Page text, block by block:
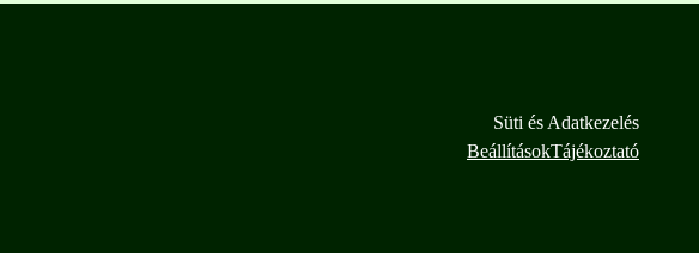
Süti és Adatkezelés
BeállításokTájékoztató